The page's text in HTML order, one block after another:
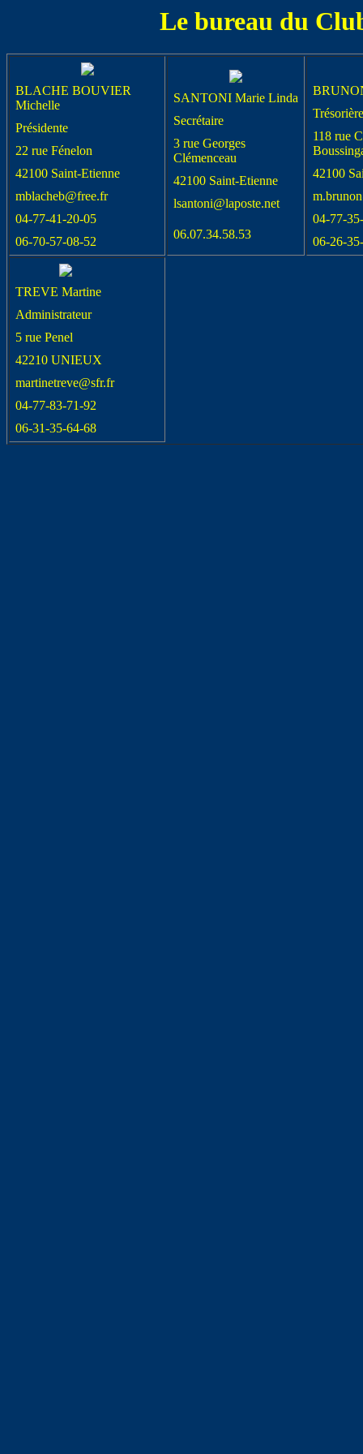
Le bureau du
BLACHE BOUVIER
Michelle
Présidente
22 rue Fénelon
42100 Saint-Etienne
mblacheb@free.fr
04-77-41-20-05
06-70-57-08-52
SANTONI Marie Linda
Secrétaire
3 rue Georges
Clémenceau
42100 Saint-Etienne
lsantoni@laposte.net
06.07.34.58.53
Trésorière
118 rue
42100
04-77-
06-26-
TREVE Martine
Administrateur
5 rue Penel
42210 UNIEUX
martinetreve@sfr.fr
04-77-83-71-92
06-31-35-64-68